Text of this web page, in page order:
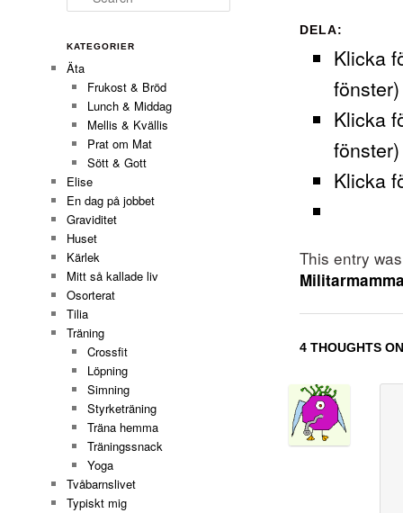
DELA:
Klicka
fönster)
Klicka
fönster)
Klicka
This entry
4 THOUGHTS
KATEGORIER
Äta
Frukost & Bröd
Lunch & Middag
Mellis & Kvällis
Prat om Mat
Sött & Gott
Elise
En dag på jobbet
Graviditet
Huset
Kärlek
Mitt så kallade liv
Osorterat
Tilia
Träning
Crossfit
Löpning
Simning
Styrketräning
Träna hemma
Träningssnack
Yoga
Tvåbarnslivet
Typiskt mig